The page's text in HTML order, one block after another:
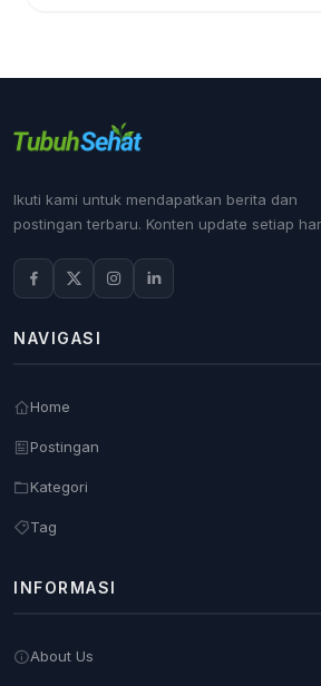
Ikuti kami untuk mendapatkan berita dan
postingan terbaru. Konten update setiap
NAVIGASI
Home
Postingan
Kategori
Tag
INFORMASI
About Us